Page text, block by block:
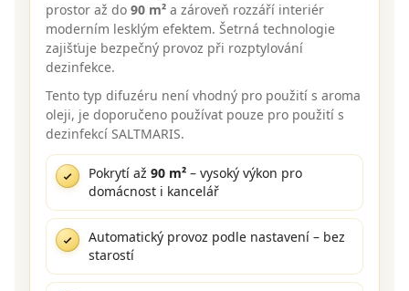
prostor až do 90 m² a zároveň rozzáří interiér
moderním lesklým efektem. Šetrná technologie
zajišťuje bezpečný provoz při rozptylování
dezinfekce.
Tento typ difuzéru není vhodný pro použití s aroma
oleji, je doporučeno používat pouze pro použití s
dezinfekcí SALTMARIS.
Pokrytí až 90 m² – vysoký výkon pro
domácnost i kancelář
Automatický provoz podle nastavení – bez
starostí